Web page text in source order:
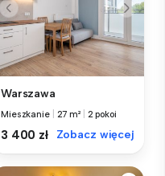
Warszawa
Mieszkanie 27 m² 2 pokoi
3 400 zł Zobacz więcej